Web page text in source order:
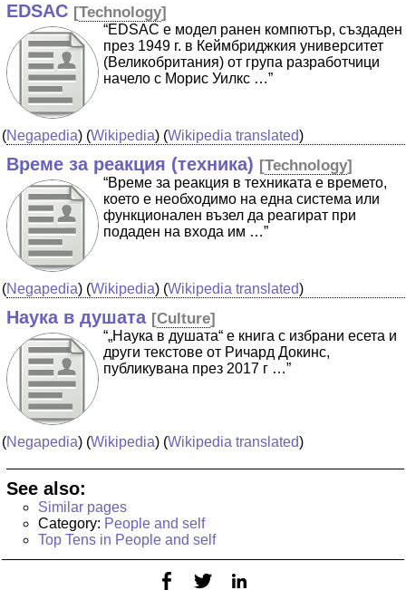
EDSAC [Technology]
“EDSAC е модел ранен компютър, създаден
през 1949 г. в Кеймбриджкия университет
(Великобритания) от група разработчици
начело с Морис Уилкс …”
(Negapedia) (Wikipedia) (Wikipedia translated)
Време за реакция (техника) [Technology]
“Време за реакция в техниката е времето,
което е необходимо на една система или
функционален възел да реагират при
подаден на входа им …”
(Negapedia) (Wikipedia) (Wikipedia translated)
Наука в душата [Culture]
“„Наука в душата“ е книга с избрани есета и
други текстове от Ричард Докинс,
публикувана през 2017 г …”
(Negapedia) (Wikipedia) (Wikipedia translated)
See also:
Similar pages
Category: People and self
Top Tens in People and self